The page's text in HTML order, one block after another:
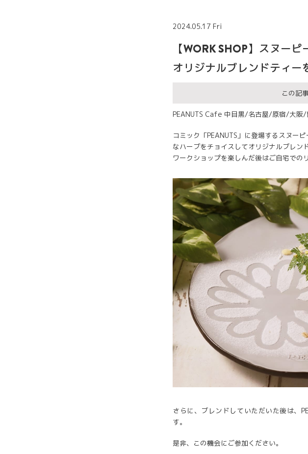
2024.05.17 Fri
【WORK SHOP】スヌー
オリジナルブレンドティー
この記
PEANUTS Cafe 中目黒/名古屋/原宿/大阪/
コミック「PEANUTS」に登場するスヌー
なハーブをチョイスしてオリジナルブレン
ワークショップを楽しんだ後はご自宅での
さらに、ブレンドしていただいた後は、
す。
是非、この機会にご参加ください。